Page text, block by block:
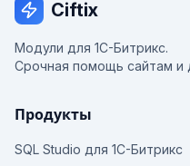
Ciftix
Модули для 1С-Битрикс.
Срочная помощь сайтам и
Продукты
SQL Studio для 1С-Битрикс